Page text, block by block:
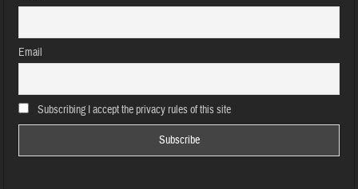
Email
Subscribing I accept the privacy rules of this site